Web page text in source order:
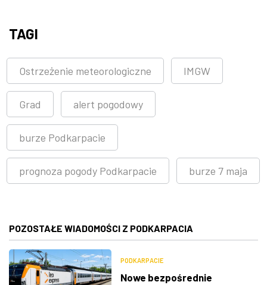
TAGI
Ostrzeżenie meteorologiczne IMGW
Grad alert pogodowy
burze Podkarpacie
prognoza pogody Podkarpacie burze 7 maja
POZOSTAŁE WIADOMOŚCI Z PODKARPACIA
PODKARPACIE
Nowe bezpośrednie